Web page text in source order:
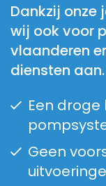
Dankzij onze
wij ook voor
vlaanderen
diensten aan.
Een
Geen